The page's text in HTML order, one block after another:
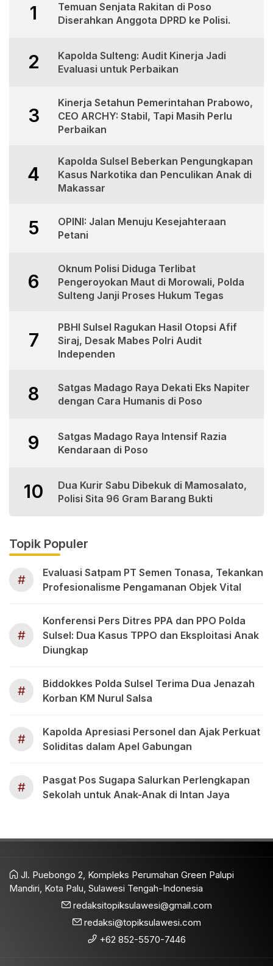
1
Temuan Senjata Rakitan di Poso
Diserahkan Anggota DPRD ke Polisi.
2
Kapolda Sulteng: Audit Kinerja Jadi
Evaluasi untuk Perbaikan
3
Kinerja Setahun Pemerintahan Prabowo,
CEO ARCHY: Stabil, Tapi Masih Perlu
Perbaikan
4
Kapolda Sulsel Beberkan Pengungkapan
Kasus Narkotika dan Penculikan Anak di
Makassar
5
OPINI: Jalan Menuju Kesejahteraan
Petani
6
Oknum Polisi Diduga Terlibat
Pengeroyokan Maut di Morowali, Polda
Sulteng Janji Proses Hukum Tegas
7
PBHI Sulsel Ragukan Hasil Otopsi Afif
Siraj, Desak Mabes Polri Audit
Independen
8
Satgas Madago Raya Dekati Eks Napiter
dengan Cara Humanis di Poso
9
Satgas Madago Raya Intensif Razia
Kendaraan di Poso
10
Dua Kurir Sabu Dibekuk di Mamosalato,
Polisi Sita 96 Gram Barang Bukti
Topik Populer
#
Evaluasi Satpam PT Semen Tonasa, Tekankan
Profesionalisme Pengamanan Objek Vital
#
Konferensi Pers Ditres PPA dan PPO Polda
Sulsel: Dua Kasus TPPO dan Eksploitasi Anak
Diungkap
#
Biddokkes Polda Sulsel Terima Dua Jenazah
Korban KM Nurul Salsa
#
Kapolda Apresiasi Personel dan Ajak Perkuat
Soliditas dalam Apel Gabungan
#
Pasgat Pos Sugapa Salurkan Perlengkapan
Sekolah untuk Anak-Anak di Intan Jaya
Jl. Puebongo 2, Kompleks Perumahan Green Palupi
Mandiri, Kota Palu, Sulawesi Tengah-Indonesia
redaksitopiksulawesi@gmail.com
redaksi@topiksulawesi.com
+62 852-5570-7446